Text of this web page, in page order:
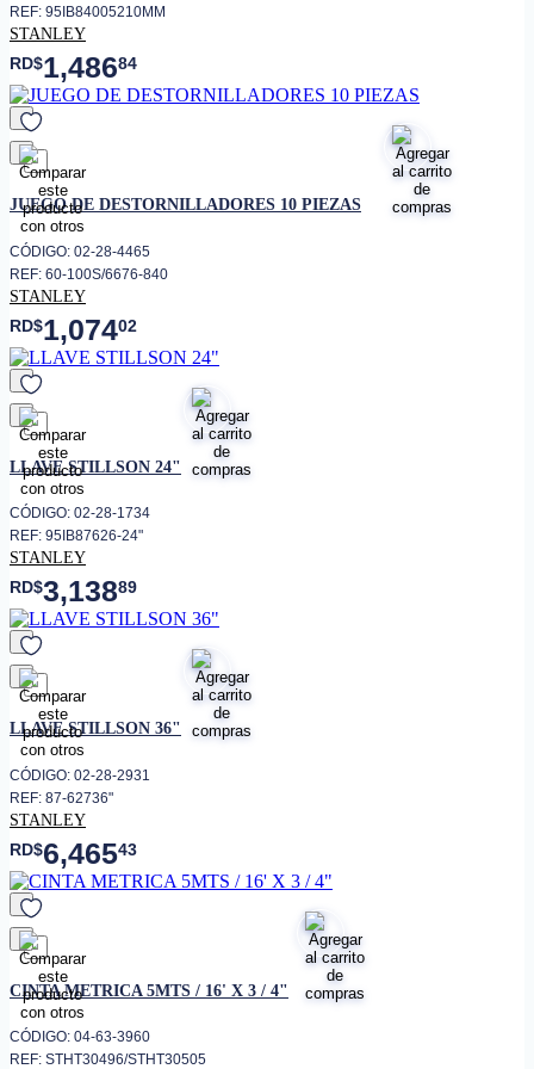
REF: 95IB84005210MM
STANLEY
RD$1,48684
favorito
JUEGO DE DESTORNILLADORES 10 PIEZAS
CÓDIGO: 02-28-4465
REF: 60-100S/6676-840
STANLEY
RD$1,07402
favorito
LLAVE STILLSON 24"
CÓDIGO: 02-28-1734
REF: 95IB87626-24"
STANLEY
RD$3,13889
favorito
LLAVE STILLSON 36"
CÓDIGO: 02-28-2931
REF: 87-62736"
STANLEY
RD$6,46543
favorito
CINTA METRICA 5MTS / 16' X 3 / 4"
CÓDIGO: 04-63-3960
REF: STHT30496/STHT30505